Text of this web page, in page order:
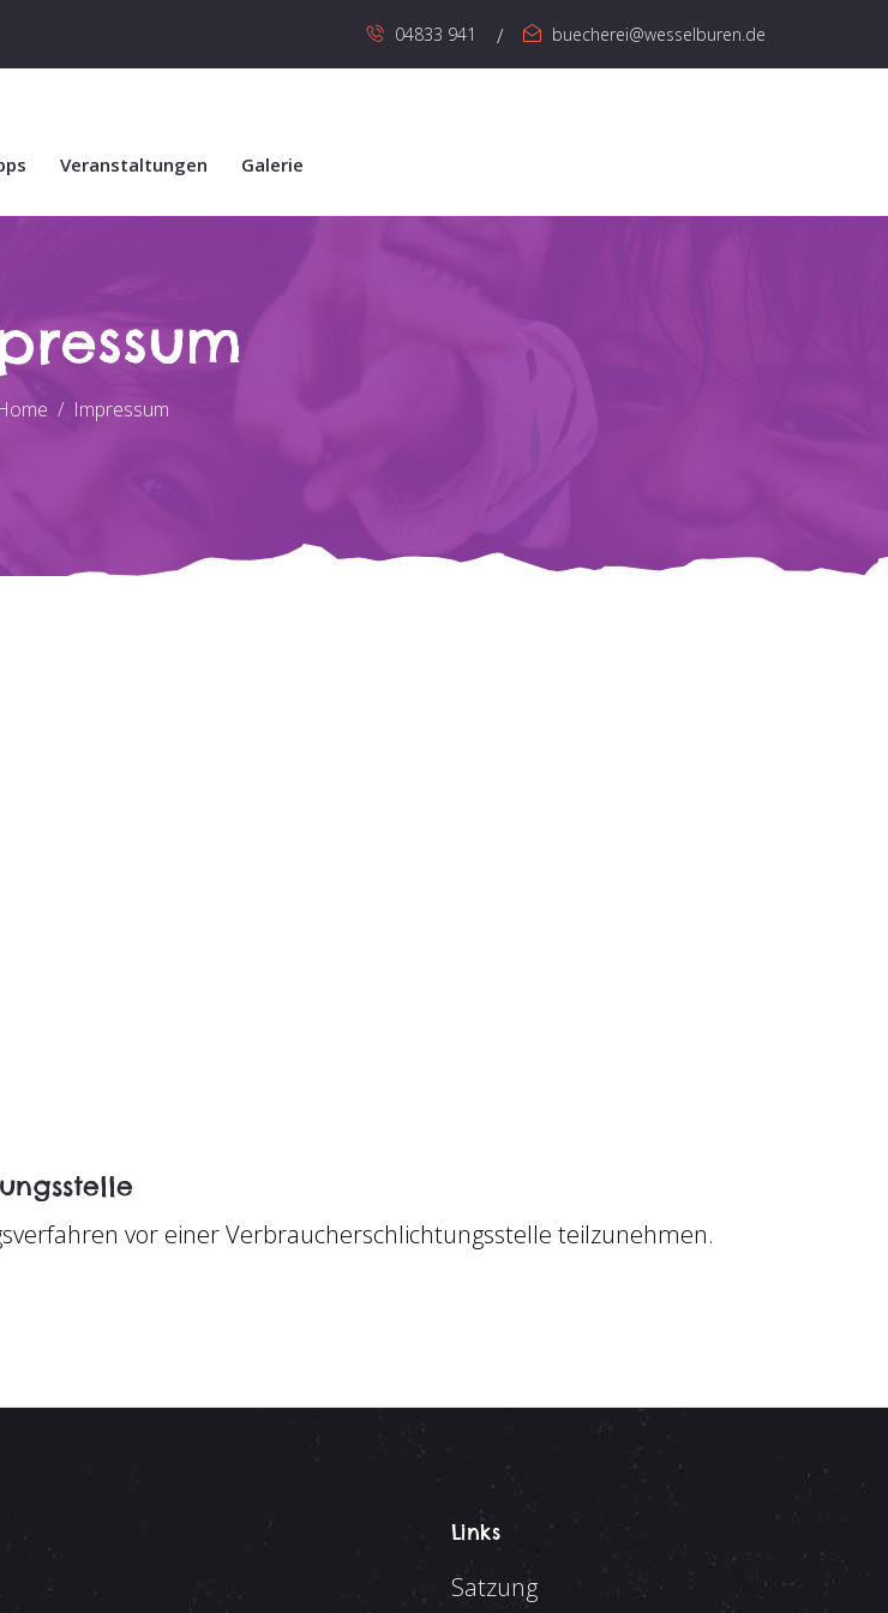
04833 941 buecherei@wesselburen.de
Veranstaltungen Galerie
Impressum
vor einer Verbraucherschlichtungsstelle teilzunehmen.
Links
Satzung